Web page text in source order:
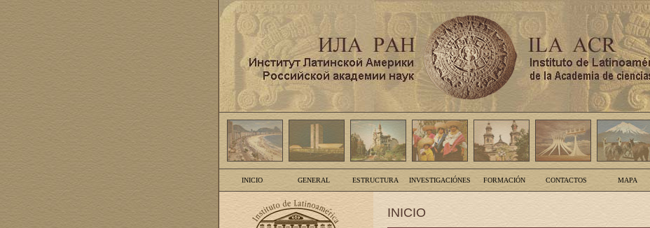
INICIO GENERAL ESTRUCTURA INVESTIGACIÓNES FORMACIÓN CONTACTOS MAPA
INICIO